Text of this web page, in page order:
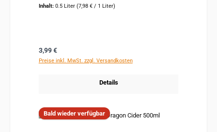
Inhalt: 0.5 Liter (7,98 € / 1 Liter)
Regulärer Preis:
3,99 €
Preise inkl. MwSt. zzgl. Versandkosten
Details
Bald wieder verfügbar